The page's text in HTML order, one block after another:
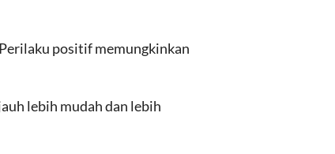
positif memungkinkan
lebih mudah dan lebih